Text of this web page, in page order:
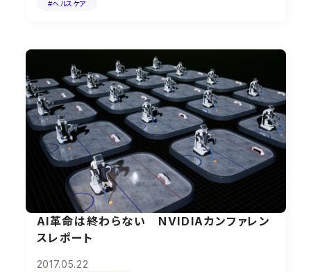
#ヘルスケア
AI革命は終わらない NVIDIAカンファレン
スレポート
2017.05.22